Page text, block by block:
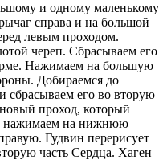
и одному маленькому
справа и на большой
левым проходом.
череп. Сбрасываем его
Нажимаем на большую
Добираемся до
сбрасываем его во вторую
проход, который
нажимаем на нижнюю
Гудвин перерисует
часть Сердца. Хаген